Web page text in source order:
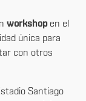
workshopen el
única para
con otros
Santiago